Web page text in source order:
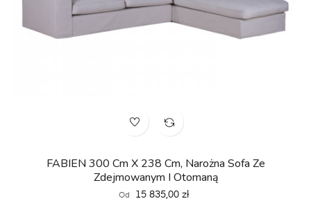
FABIEN 300 Cm X 238 Cm, Narożna Sofa Ze
Zdejmowanym I Otomaną
Od Cena
15 835,00 zł